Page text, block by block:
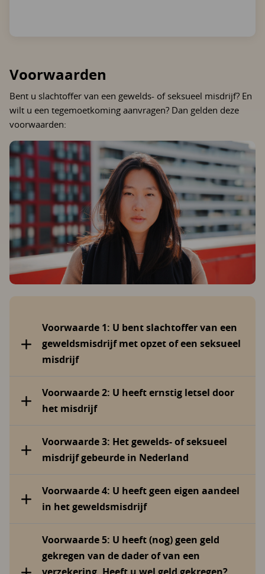
Voorwaarden
Bent u slachtoffer van een gewelds- of seksueel misdrijf? En
wilt u een tegemoetkoming aanvragen? Dan gelden deze
voorwaarden:
Voorwaarde 1: U bent slachtoffer van een
geweldsmisdrijf met opzet of een seksueel
misdrijf
Voorwaarde 2: U heeft ernstig letsel door
het misdrijf
Voorwaarde 3: Het gewelds- of seksueel
misdrijf gebeurde in Nederland
Voorwaarde 4: U heeft geen eigen aandeel
in het geweldsmisdrijf
Voorwaarde 5: U heeft (nog) geen geld
gekregen van de dader of van een